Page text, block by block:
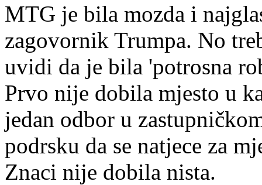
MTG je bila mozda i
zagovornik Trumpa. No
uvidi da je bila 'potrosna
Prvo nije dobila mjesto u
jedan odbor u
podrsku da se natjece za
Znaci nije dobila nista.